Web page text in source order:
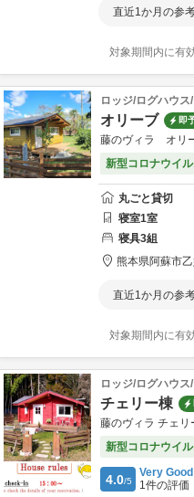
直近1か月の参
対象期間内に有
ロッジ/ログハウス
オリーブ 即
藤のヴィラ オリ
新型コロナウイ
丸ごと貸切
寝室1室
寝具3組
熊本県阿蘇市
直近1か月の参
対象期間内に有
ロッジ/ログハウス
チェリー棟
藤のヴィラ チェリ
新型コロナウイ
4.0/5
Very Good
1件の評価